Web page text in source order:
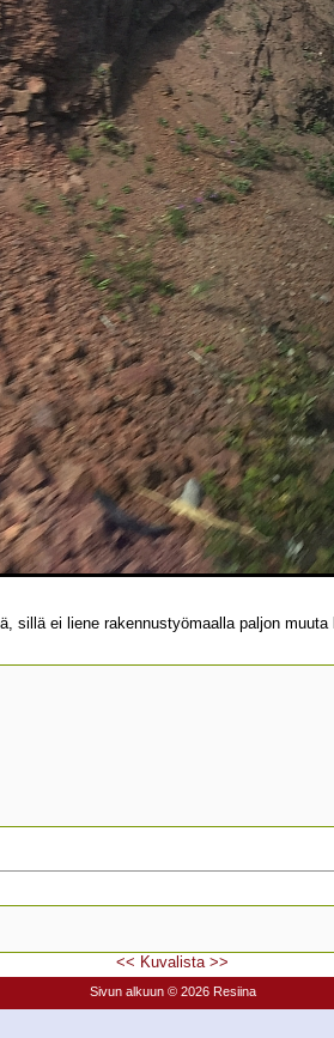
sillä ei liene rakennustyömaalla paljon
<< Kuvalista >>
Sivun alkuun © 2026 Resiina